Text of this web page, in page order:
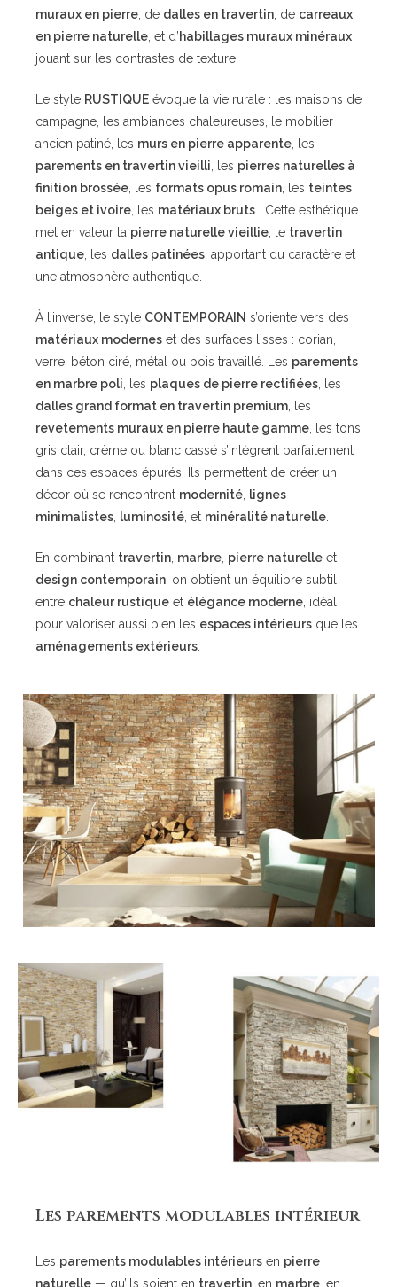
muraux en pierre , de dalles en travertin , de carreaux
en pierre naturelle , et d’habillages muraux minéraux
jouant sur les contrastes de texture.
Le style RUSTIQUE évoque la vie rurale : les maisons de
campagne, les ambiances chaleureuses, le mobilier
ancien patiné, les murs en pierre apparente , les
parements en travertin vieilli , les pierres naturelles à
finition brossée , les formats opus romain , les teintes
beiges et ivoire , les matériaux bruts … Cette esthétique
met en valeur la pierre naturelle vieillie , le travertin
antique , les dalles patinées , apportant du caractère et
une atmosphère authentique.
À l’inverse, le style CONTEMPORAIN s’oriente vers des
matériaux modernes et des surfaces lisses : corian,
verre, béton ciré, métal ou bois travaillé. Les parements
en marbre poli , les plaques de pierre rectifiées , les
dalles grand format en travertin premium , les
revetements muraux en pierre haute gamme , les tons
gris clair, crème ou blanc cassé s’intègrent parfaitement
dans ces espaces épurés. Ils permettent de créer un
décor où se rencontrent modernité lignes
minimalistes luminosité , et minéralité naturelle
En combinant travertin marbre pierre naturelle et
design contemporain , on obtient un équilibre subtil
entre chaleur rustique et élégance moderne , idéal
pour valoriser aussi bien les espaces intérieurs que les
aménagements extérieurs
Les parements modulables intérieur
Les parements modulables intérieurs en pierre
naturelle — qu’ils soient en travertin , en marbre , en